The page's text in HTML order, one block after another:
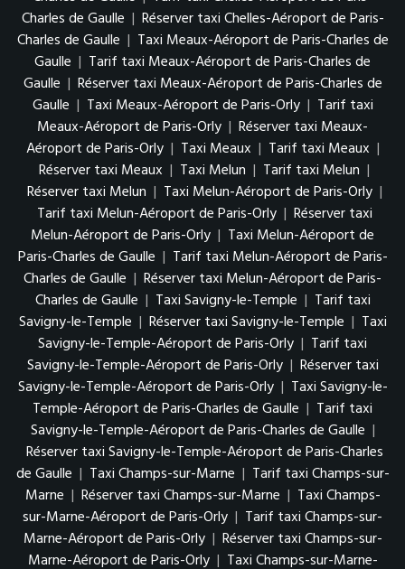
Charles de Gaulle | Réserver taxi Chelles-Aéroport de Paris-
Charles de Gaulle | Taxi Meaux-Aéroport de Paris-Charles de
Gaulle | Tarif taxi Meaux-Aéroport de Paris-Charles de
Gaulle | Réserver taxi Meaux-Aéroport de Paris-Charles de
Gaulle | Taxi Meaux-Aéroport de Paris-Orly | Tarif taxi
Meaux-Aéroport de Paris-Orly | Réserver taxi Meaux-
Aéroport de Paris-Orly | Taxi Meaux | Tarif taxi Meaux |
Réserver taxi Meaux | Taxi Melun | Tarif taxi Melun |
Réserver taxi Melun | Taxi Melun-Aéroport de Paris-Orly |
Tarif taxi Melun-Aéroport de Paris-Orly | Réserver taxi
Melun-Aéroport de Paris-Orly | Taxi Melun-Aéroport de
Paris-Charles de Gaulle | Tarif taxi Melun-Aéroport de Paris-
Charles de Gaulle | Réserver taxi Melun-Aéroport de Paris-
Charles de Gaulle | Taxi Savigny-le-Temple | Tarif taxi
Savigny-le-Temple | Réserver taxi Savigny-le-Temple | Taxi
Savigny-le-Temple-Aéroport de Paris-Orly | Tarif taxi
Savigny-le-Temple-Aéroport de Paris-Orly | Réserver taxi
Savigny-le-Temple-Aéroport de Paris-Orly | Taxi Savigny-le-
Temple-Aéroport de Paris-Charles de Gaulle | Tarif taxi
Savigny-le-Temple-Aéroport de Paris-Charles de Gaulle |
Réserver taxi Savigny-le-Temple-Aéroport de Paris-Charles
de Gaulle | Taxi Champs-sur-Marne | Tarif taxi Champs-sur-
Marne | Réserver taxi Champs-sur-Marne | Taxi Champs-
sur-Marne-Aéroport de Paris-Orly | Tarif taxi Champs-sur-
Marne-Aéroport de Paris-Orly | Réserver taxi Champs-sur-
Marne-Aéroport de Paris-Orly | Taxi Champs-sur-Marne-